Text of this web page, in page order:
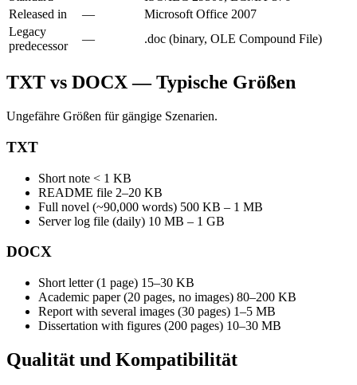
Released in
—
Microsoft Office 2007
Legacy
predecessor
— .doc (binary, OLE Compound File)
TXT vs DOCX — Typische Größen
Ungefähre Größen für gängige Szenarien.
TXT
Short note < 1 KB
README file 2–20 KB
Full novel (~90,000 words) 500 KB – 1 MB
Server log file (daily) 10 MB – 1 GB
DOCX
Short letter (1 page) 15–30 KB
Academic paper (20 pages, no images) 80–200 KB
Report with several images (30 pages) 1–5 MB
Dissertation with figures (200 pages) 10–30 MB
Qualität und Kompatibilität